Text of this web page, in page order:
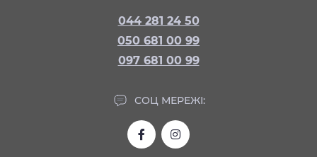
044 281 24 50
050 681 00 99
097 681 00 99
СОЦ МЕРЕЖІ: